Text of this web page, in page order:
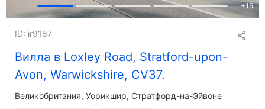
+15
Вилла в Loxley Road, Stratford-upon-
Avon, Warwickshire, CV37.
ID: ir9187
Великобритания, Уорикшир, Стратфорд-на-Эйвоне